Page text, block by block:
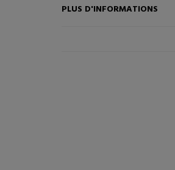
PLUS D'INFORMATIONS